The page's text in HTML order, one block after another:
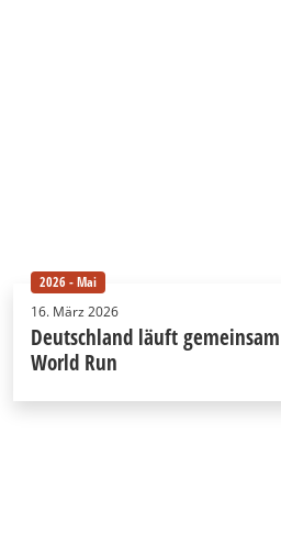
2026 - Mai
16. März 2026
Deutschland läuft
World Run